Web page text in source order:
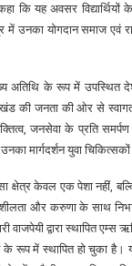
कि यह अवसर
उनका योगदान समाज एवं
अतिथि के रूप में उपस्थित देश
की जनता की ओर से
जनसेवा के प्रति
मार्गदर्शन युवा
क्षेत्र केवल एक पेशा नहीं,
और करुणा के साथ
वाजपेयी द्वारा स्थापित
के रूप में स्थापित हो चुका है।